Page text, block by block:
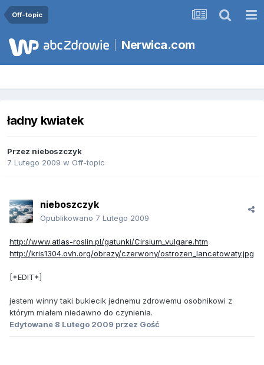
Off-topic
Nerwica.com
ładny kwiatek
Przez nieboszczyk
7 Lutego 2009 w Off-topic
nieboszczyk
Opublikowano 7 Lutego 2009
http://www.atlas-roslin.pl/gatunki/Cirsium_vulgare.htm
http://kris1304.ovh.org/obrazy/czerwony/ostrozen_lancetowaty.jpg
[*EDIT*]
jestem winny taki bukiecik jednemu zdrowemu osobnikowi z
którym miałem niedawno do czynienia.
Edytowane 8 Lutego 2009 przez Gość